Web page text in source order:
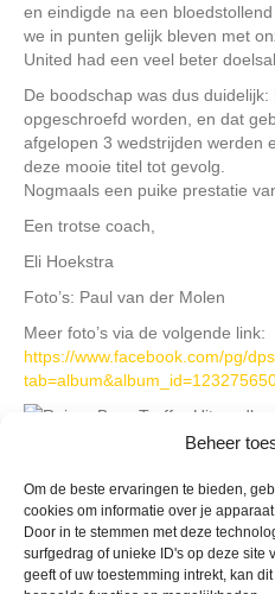
Beheer
Om de beste ervaringen te bieden,
cookies om informatie over je
Door in te stemmen met deze
surfgedrag of unieke ID's op deze site
geeft of uw toestemming intrekt, kan
en eindigde na een
we in punten gelijk bleven met
United had een veel beter
De boodschap was dus
opgeschroefd worden, en dat
afgelopen 3 wedstrijden werden
deze mooie titel tot gevolg.
Nogmaals een puike prestatie
Een trotse coach,
Eli Hoekstra
Foto’s: Paul van der Molen
Meer foto’s via de volgende link:
https://www.facebook.com/pg/
Geplaatst inBerichten seizoen